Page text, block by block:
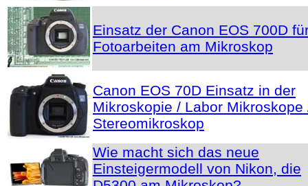
Einsatz der Canon EOS 700D
Fotoarbeiten am Mikroskop
Canon EOS 70D Einsatz in der
Mikroskopie / Labor Mikroskope
Stereomikroskop
Wie macht sich das neue
Einsteigermodell von Nikon, die